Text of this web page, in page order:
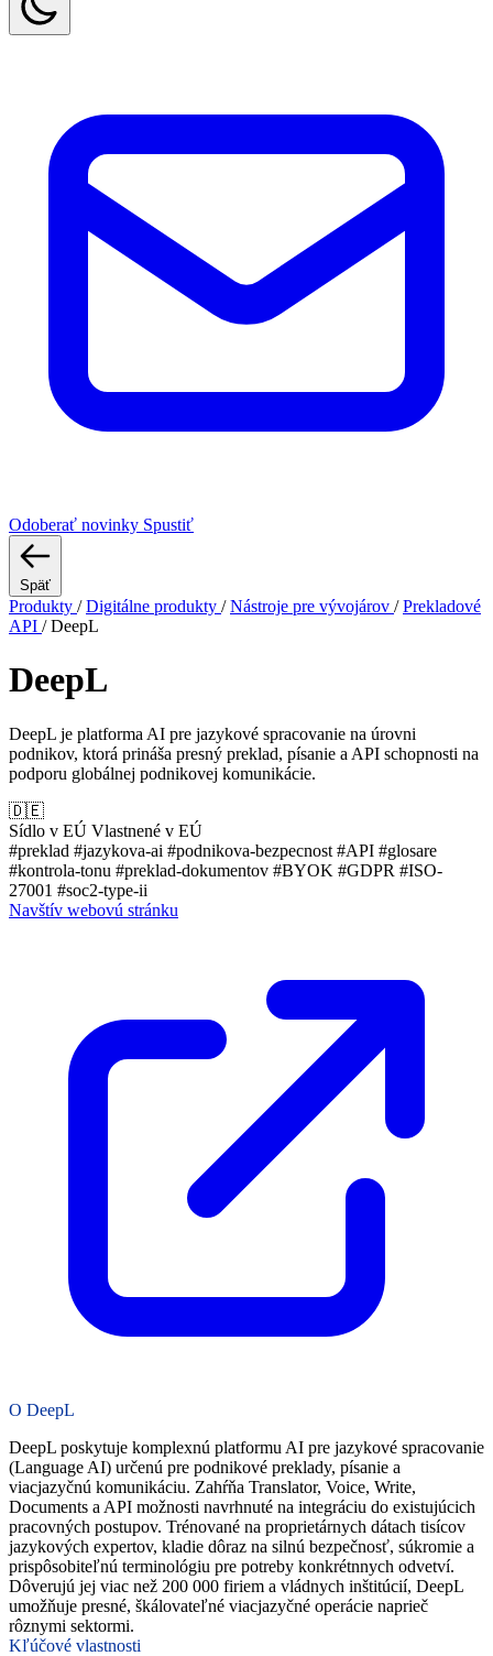
Odoberať novinky Spustiť
Späť
Produkty / Digitálne produkty / Nástroje pre vývojárov / Prekladové
API / DeepL
DeepL
DeepL je platforma AI pre jazykové spracovanie na úrovni
podnikov, ktorá prináša presný preklad, písanie a API schopnosti na
podporu globálnej podnikovej komunikácie.
🇩🇪
Sídlo v EÚ Vlastnené v EÚ
#preklad #jazykova-ai #podnikova-bezpecnost #API #glosare
#kontrola-tonu #preklad-dokumentov #BYOK #GDPR #ISO-
27001 #soc2-type-ii
Navštív webovú stránku
O DeepL
DeepL poskytuje komplexnú platformu AI pre jazykové spracovanie
(Language AI) určenú pre podnikové preklady, písanie a
viacjazyčnú komunikáciu. Zahŕňa Translator, Voice, Write,
Documents a API možnosti navrhnuté na integráciu do existujúcich
pracovných postupov. Trénované na proprietárnych dátach tisícov
jazykových expertov, kladie dôraz na silnú bezpečnosť, súkromie a
prispôsobiteľnú terminológiu pre potreby konkrétnnych odvetví.
Dôverujú jej viac než 200 000 firiem a vládnych inštitúcií, DeepL
umožňuje presné, škálovateľné viacjazyčné operácie naprieč
rôznymi sektormi.
Kľúčové vlastnosti